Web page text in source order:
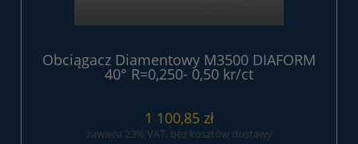
Obciągacz Diamentowy M3500 DIAFORM
40° R=0,250- 0,50 kr/ct
1 100,85 zł
zawiera 23% VAT, bez kosztów dostawy